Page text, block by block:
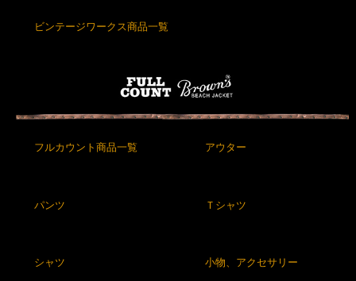
ビンテージワークス商品一覧
フルカウント商品一覧 アウター
パンツ Ｔシャツ
シャツ 小物、アクセサリー